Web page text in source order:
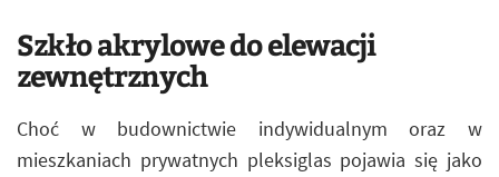
Szkło akrylowe do elewacji
zewnętrznych
Choć w budownictwie indywidualnym oraz w
mieszkaniach prywatnych pleksiglas pojawia się jako